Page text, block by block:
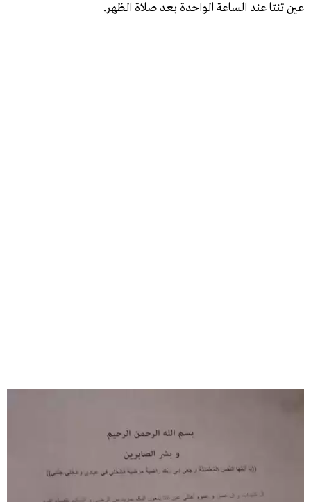
عين تنتا عند الساعة الواحدة بعد صلاة الظهر.